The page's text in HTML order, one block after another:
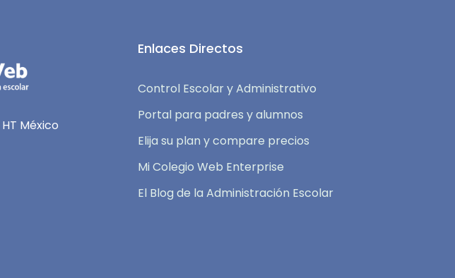
HT México
Enlaces Directos
Control Escolar y Administrativo
Portal para padres y alumnos
Elija su plan y compare precios
Mi Colegio Web Enterprise
El Blog de la Administración Escolar